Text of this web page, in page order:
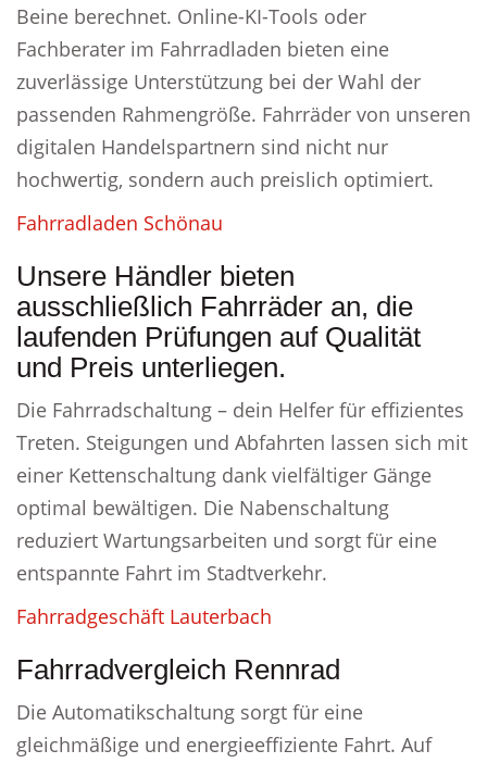
Beine berechnet. Online-KI-Tools oder
Fachberater im Fahrradladen bieten eine
zuverlässige Unterstützung bei der Wahl der
passenden Rahmengröße. Fahrräder von unseren
digitalen Handelspartnern sind nicht nur
hochwertig, sondern auch preislich optimiert.
Fahrradladen Schönau
Unsere Händler bieten
ausschließlich Fahrräder an, die
laufenden Prüfungen auf Qualität
und Preis unterliegen.
Die Fahrradschaltung – dein Helfer für effizientes
Treten. Steigungen und Abfahrten lassen sich mit
einer Kettenschaltung dank vielfältiger Gänge
optimal bewältigen. Die Nabenschaltung
reduziert Wartungsarbeiten und sorgt für eine
entspannte Fahrt im Stadtverkehr.
Fahrradgeschäft Lauterbach
Fahrradvergleich Rennrad
Die Automatikschaltung sorgt für eine
gleichmäßige und energieeffiziente Fahrt. Auf